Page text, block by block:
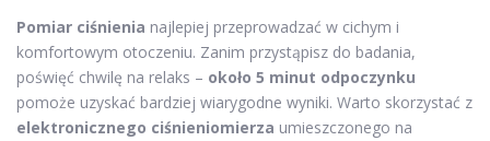
Pomiar ciśnienia najlepiej przeprowadzać w cichym i
komfortowym otoczeniu. Zanim przystąpisz do badania,
poświęć chwilę na relaks – około 5 minut odpoczynku
pomoże uzyskać bardziej wiarygodne wyniki. Warto skorzystać z
elektronicznego ciśnieniomierza umieszczonego na